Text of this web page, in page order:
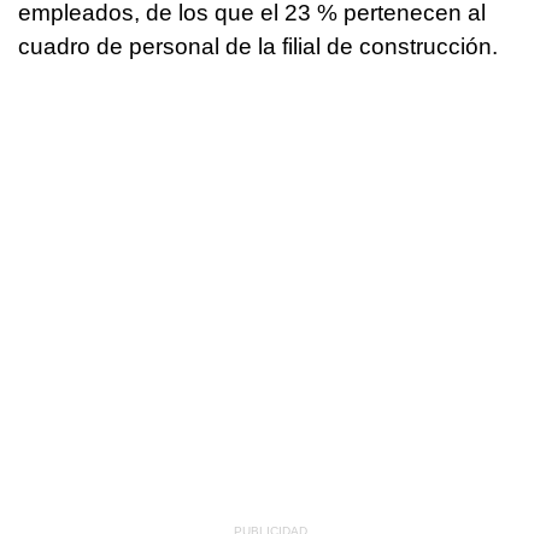
empleados, de los que el 23 % pertenecen al
cuadro de personal de la filial de construcción.